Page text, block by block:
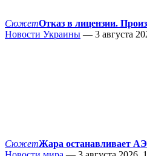
СюжетОтказ в лицензии.
Новости Украины — 3 августа
СюжетЖара останавливает